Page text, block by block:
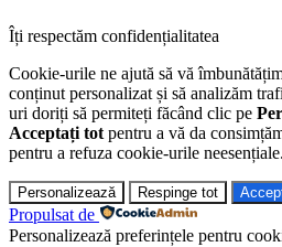
Îți respectăm confidențialitatea
Cookie-urile ne ajută să vă
conținut personalizat și să analizăm
uri doriți să permiteți făcând clic pe
Acceptați tot pentru a vă da
pentru a refuza cookie-urile neesențiale.
Personalizează Respinge tot
Propulsat de
Personalizează preferințele pentru